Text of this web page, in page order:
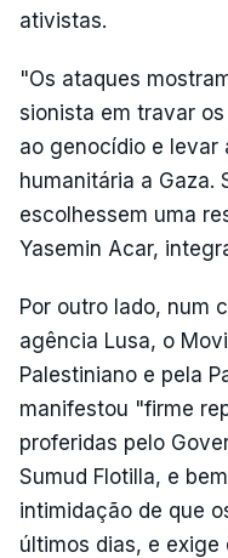
ativistas.
"Os ataques
sionista em travar
ao genocídio e levar
humanitária a Gaza.
escolhessem uma
Yasemin Acar,
Por outro lado, num
agência Lusa, o
Palestiniano e pela
manifestou "firme
proferidas pelo
Sumud Flotilla, e
intimidação de que
últimos dias, e